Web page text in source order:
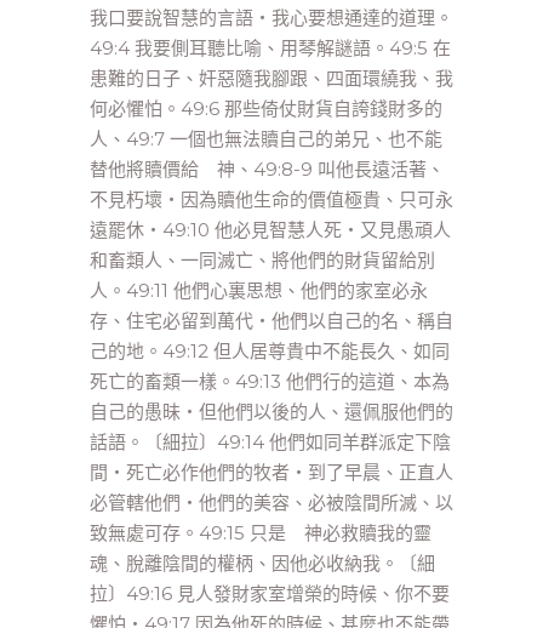
我口要說智慧的言語‧我心要想通達的道理。
49:4 我要側耳聽比喻、用琴解謎語。49:5 在
患難的日子、奸惡隨我腳跟、四面環繞我、我
何必懼怕。49:6 那些倚仗財貨自誇錢財多的
人、49:7 一個也無法贖自己的弟兄、也不能
替他將贖價給 神、49:8-9 叫他長遠活著、
不見朽壞‧因為贖他生命的價值極貴、只可永
遠罷休‧49:10 他必見智慧人死‧又見愚頑人
和畜類人、一同滅亡、將他們的財貨留給別
人。49:11 他們心裏思想、他們的家室必永
存、住宅必留到萬代‧他們以自己的名、稱自
己的地。49:12 但人居尊貴中不能長久、如同
死亡的畜類一樣。49:13 他們行的這道、本為
自己的愚昧‧但他們以後的人、還佩服他們的
話語。〔細拉〕49:14 他們如同羊群派定下陰
間‧死亡必作他們的牧者‧到了早晨、正直人
必管轄他們‧他們的美容、必被陰間所滅、以
致無處可存。49:15 只是 神必救贖我的靈
魂、脫離陰間的權柄、因他必收納我。〔細
拉〕49:16 見人發財家室增榮的時候、你不要